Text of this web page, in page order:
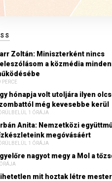
Zoltán: Miniszterként nincs
a közmédia
PERCE
hónapja volt utoljára ilyen
még kevesebbe kerül
1 ÓRÁJA
Anita: Nemzetközi
megóvásáért
1 ÓRÁJA
nagyot megy a Mol a
mit hoztak létre